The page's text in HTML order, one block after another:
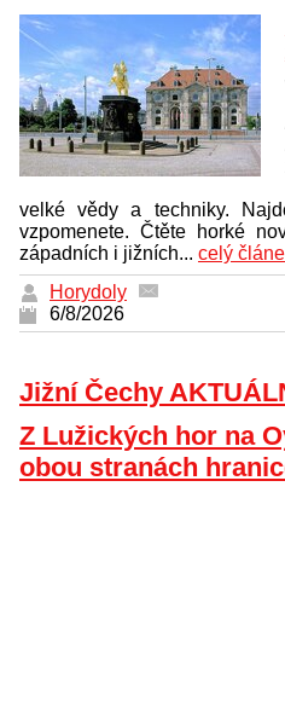
velké vědy a techniky.
vzpomenete. Čtěte horké
západních i jižních... celý
Horydoly
6/8/2026
Jižní Čechy
Z Lužických hor na
obou stranách